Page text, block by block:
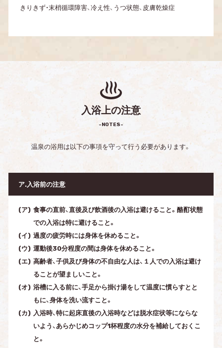
きりきず・末梢循環障害、冷え性、うつ状態、皮膚乾燥症
入浴上の注意
-NOTES-
温泉の浴用は以下の事項を守って行う必要があります。
ア.入浴前の注意
食事の直前、直後及び飲酒後の入浴は避けること。酪酊状態
での入浴は特に避けること。
過度の疲労時には身体を休めること。
運動後30分程度の間は身体を休めること。
高齢者、子供及び身体の不自由な人は、１人での入浴は避け
ることが望ましいこと。
浴槽に入る前に、手足から掛け湯をして温度に慣らすとと
もに、身体を洗い流すこと。
入浴時、特に起床直後の入浴時などは脱水症状等にならな
いよう、あらかじめコップ1杯程度の水分を補給しておくこ
と。